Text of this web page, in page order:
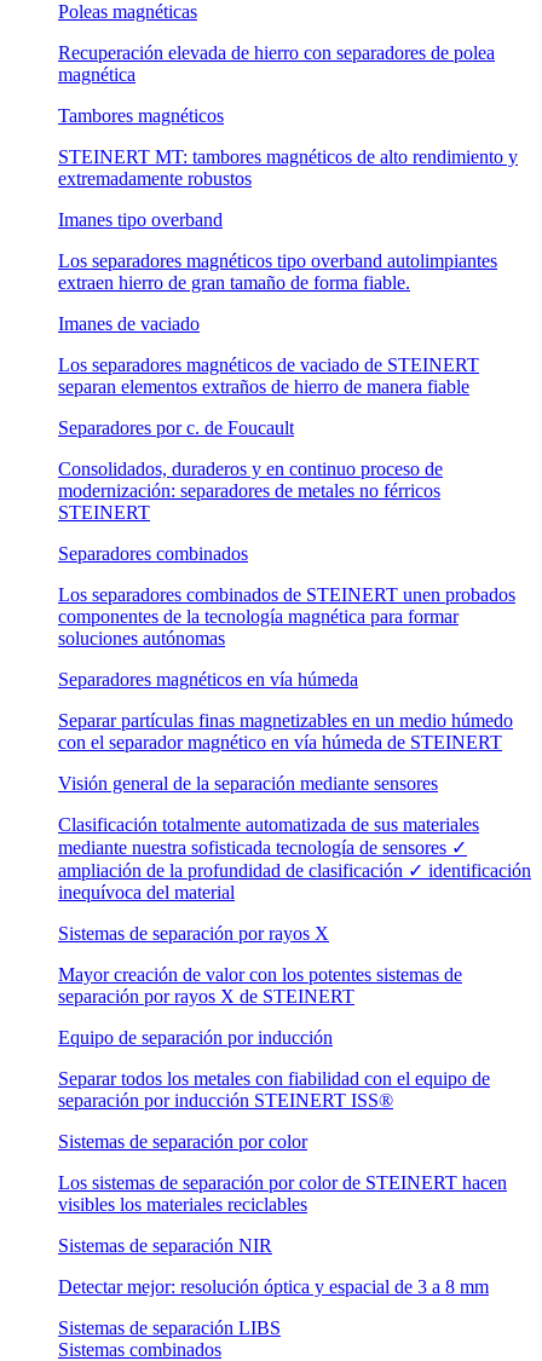
Poleas magnéticas
Recuperación elevada de hierro con separadores de polea
magnética
Tambores magnéticos
STEINERT MT: tambores magnéticos de alto rendimiento y
extremadamente robustos
Imanes tipo overband
Los separadores magnéticos tipo overband autolimpiantes
extraen hierro de gran tamaño de forma fiable.
Imanes de vaciado
Los separadores magnéticos de vaciado de STEINERT
separan elementos extraños de hierro de manera fiable
Separadores por c. de Foucault
Consolidados, duraderos y en continuo proceso de
modernización: separadores de metales no férricos
STEINERT
Separadores combinados
Los separadores combinados de STEINERT unen probados
componentes de la tecnología magnética para formar
soluciones autónomas
Separadores magnéticos en vía húmeda
Separar partículas finas magnetizables en un medio húmedo
con el separador magnético en vía húmeda de STEINERT
Visión general de la separación mediante sensores
Clasificación totalmente automatizada de sus materiales
mediante nuestra sofisticada tecnología de sensores ✓
ampliación de la profundidad de clasificación ✓ identificación
inequívoca del material
Sistemas de separación por rayos X
Mayor creación de valor con los potentes sistemas de
separación por rayos X de STEINERT
Equipo de separación por inducción
Separar todos los metales con fiabilidad con el equipo de
separación por inducción STEINERT ISS®
Sistemas de separación por color
Los sistemas de separación por color de STEINERT hacen
visibles los materiales reciclables
Sistemas de separación NIR
Detectar mejor: resolución óptica y espacial de 3 a 8 mm
Sistemas de separación LIBS
Sistemas combinados